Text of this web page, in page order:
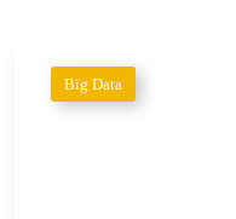
Big Data